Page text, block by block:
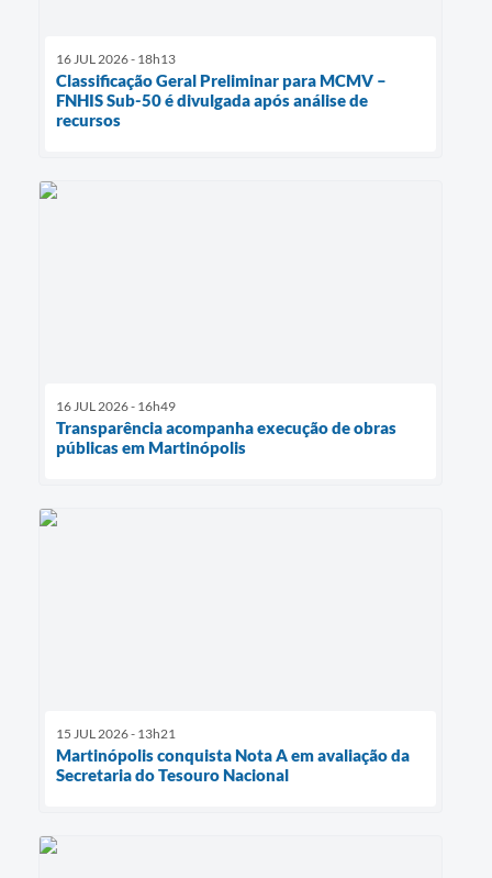
16 JUL 2026 - 18h13
Classificação Geral Preliminar para MCMV –
FNHIS Sub-50 é divulgada após análise de
recursos
16 JUL 2026 - 16h49
Transparência acompanha execução de obras
públicas em Martinópolis
15 JUL 2026 - 13h21
Martinópolis conquista Nota A em avaliação da
Secretaria do Tesouro Nacional